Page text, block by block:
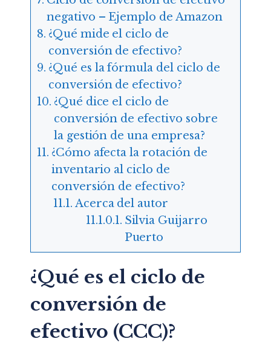
negativo – Ejemplo de Amazon
¿Qué mide el ciclo de
conversión de efectivo?
¿Qué es la fórmula del ciclo de
conversión de efectivo?
¿Qué dice el ciclo de
conversión de efectivo sobre
la gestión de una empresa?
¿Cómo afecta la rotación de
inventario al ciclo de
conversión de efectivo?
Acerca del autor
Silvia Guijarro
Puerto
¿Qué es el ciclo de
conversión de
efectivo (CCC)?